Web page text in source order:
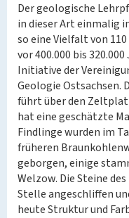
Der geologische
in dieser Art einmalig
so eine Vielfalt von
vor 400.000 bis
Initiative der
Geologie Ostsachsen.
führt über den
hat eine geschätzte
Findlinge wurden im
früheren
geborgen, einige
Welzow. Die Steine
Stelle angeschliffen
heute Struktur und